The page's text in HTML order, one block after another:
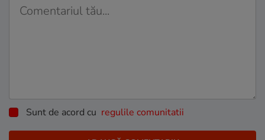
Sunt de acord cu regulile comunitatii